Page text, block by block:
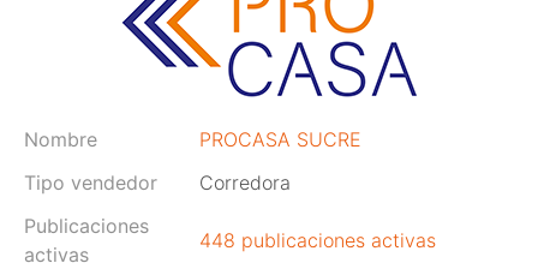
Nombre
PROCASA SUCRE
Tipo vendedor
Corredora
Publicaciones
activas
448 publicaciones activas